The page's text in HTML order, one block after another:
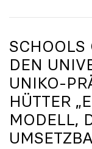
SCHOOLS
DEN
UNIKO-
HÜTTER
MODELL,